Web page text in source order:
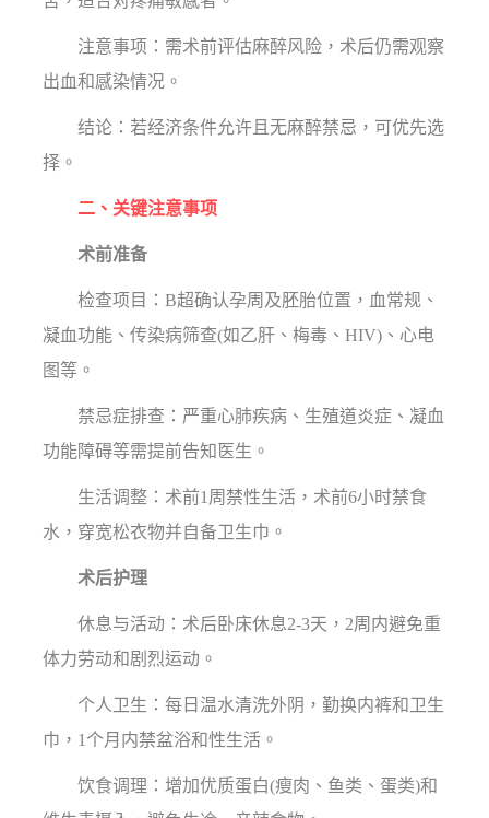
注意事项：需术前评估麻醉风险，术后仍需观察
出血和感染情况。
结论：若经济条件允许且无麻醉禁忌，可优先选
择。
二、关键注意事项
术前准备
检查项目：B超确认孕周及胚胎位置，血常规、
凝血功能、传染病筛查(如乙肝、梅毒、HIV)、心电
图等。
禁忌症排查：严重心肺疾病、生殖道炎症、凝血
功能障碍等需提前告知医生。
生活调整：术前1周禁性生活，术前6小时禁食
水，穿宽松衣物并自备卫生巾。
术后护理
休息与活动：术后卧床休息2-3天，2周内避免重
体力劳动和剧烈运动。
个人卫生：每日温水清洗外阴，勤换内裤和卫生
巾，1个月内禁盆浴和性生活。
饮食调理：增加优质蛋白(瘦肉、鱼类、蛋类)和